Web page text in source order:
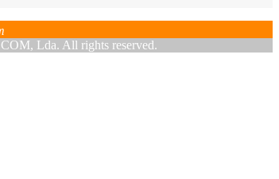
Lda. All rights reserved.